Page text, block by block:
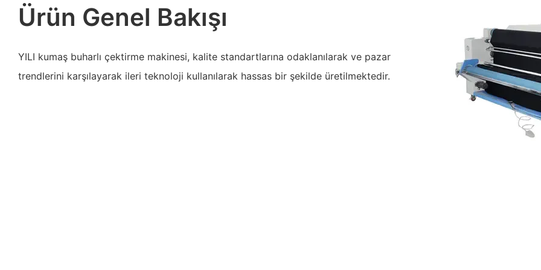
Ürün Genel Bakışı
YILI kumaş buharlı çektirme makinesi, kalite standartlarına odaklanılarak ve pazar
trendlerini karşılayarak ileri teknoloji kullanılarak hassas bir şekilde üretilmektedir.